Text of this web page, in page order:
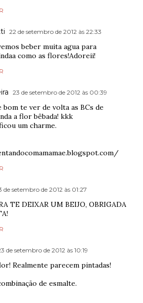
22 de setembro de 2012 às 22:33
beber muita agua para
como as flores!Adoreii!
23 de setembro de 2012 às 00:39
bom te ver de volta as BCs de
a flor bêbada! kkk
um charme.
de setembro de 2012 às 01:27
TE DEIXAR UM BEIJO, OBRIGADA
de setembro de 2012 às 10:19
Realmente parecem pintadas!
de esmalte.